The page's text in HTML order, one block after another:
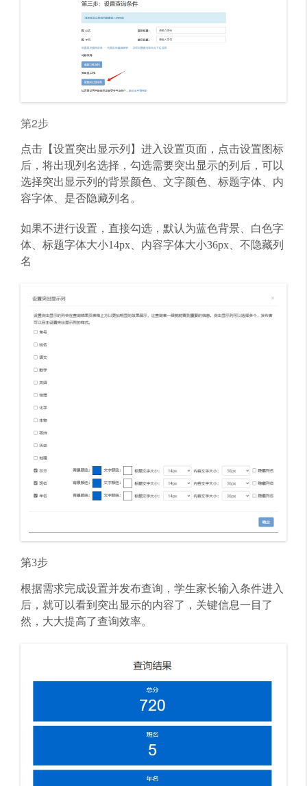
第2步
点击【设置突出显示列】进入设置页面，点击设置图标
后，将出现列名选择，勾选需要突出显示的列后，可以
选择突出显示列的背景颜色、文字颜色、标题字体、内
容字体、是否隐藏列名。
如果不进行设置，直接勾选，默认为蓝色背景、白色字
体、 标题字体大小14px、内容字体大小36px、不隐藏列
名
第3步
根据需求完成设置并发布查询，学生家长输入条件进入
后，就可以看到突出显示的内容了，关键信息一目了
然，大大提高了查询效率。